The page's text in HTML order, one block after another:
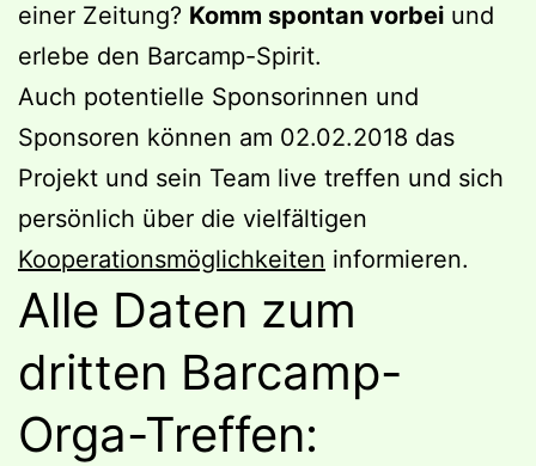
einer Zeitung? Komm spontan vorbei und
erlebe den Barcamp-Spirit.
Auch potentielle Sponsorinnen und
Sponsoren können am 02.02.2018 das
Projekt und sein Team live treffen und sich
persönlich über die vielfältigen
Kooperationsmöglichkeiten informieren.
Alle Daten zum
dritten Barcamp-
Orga-Treffen: